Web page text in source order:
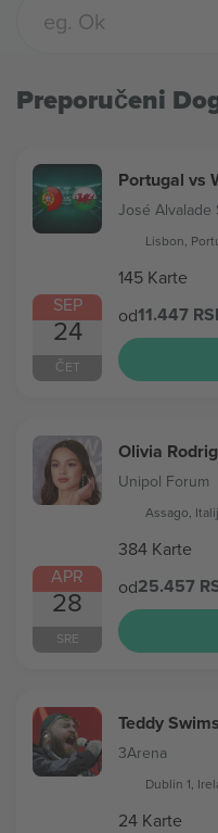
Preporučeni
SEP
24
ČET
Portugal vs
José Alvalade
Lisbon,
145 Karte
od11.447
APR
28
SRE
Olivia
Unipol Forum
Assago,
384 Karte
od25.457
Teddy Swims
3Arena
Dublin 1,
24 Karte